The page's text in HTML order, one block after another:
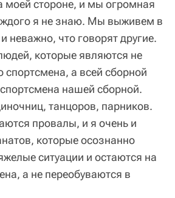
моей стороне, и мы огромная
я не знаю. Мы выживем в
неважно, что говорят другие.
которые являются не
а всей сборной
нашей сборной.
танцоров, парников.
провалы, и я очень и
которые осознанно
ситуации и остаются на
а не переобуваются в